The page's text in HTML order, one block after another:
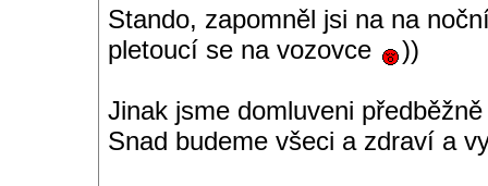
Stando, zapomněl jsi na na
pletoucí se na vozovce
))
Jinak jsme domluveni
Snad budeme všeci a zdraví a